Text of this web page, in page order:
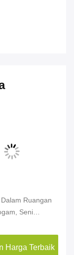
Ruangan
Seni
Harga Terbaik